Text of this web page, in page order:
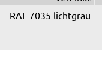
RAL 7035 lichtgrau